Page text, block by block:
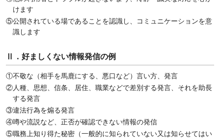
けます
⑤公開されている場であることを認識し、コミュニケーションを意
識します
Ⅱ．好ましくない情報発信の例
①不敬な（相手を馬鹿にする、悪口など）言い方、発言
②人種、思想、信条、居住、職業などで差別する発言、それを助長
する発言
③違法行為を煽る発言
④噂や流説など、正否が確認できない情報の発信
⑤職務上知り得た秘密（一般的に知られていない又は知らせてはい